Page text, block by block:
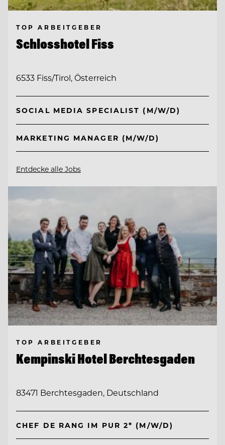
TOP ARBEITGEBER
Schlosshotel Fiss
6533 Fiss/Tirol, Österreich
SOCIAL MEDIA SPECIALIST (M/W/D)
MARKETING MANAGER (M/W/D)
Entdecke alle Jobs
TOP ARBEITGEBER
Kempinski Hotel Berchtesgaden
83471 Berchtesgaden, Deutschland
CHEF DE RANG IM PUR 2* (M/W/D)